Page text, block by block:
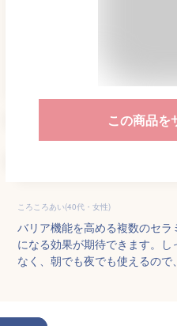
この商品を
ころころあい(40代・女性)
バリア機能を高める複数のセ
になる効果が期待できます。
なく、朝でも夜でも使えるので